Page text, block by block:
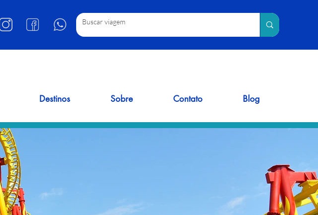
Destinos Sobre Contato Blog